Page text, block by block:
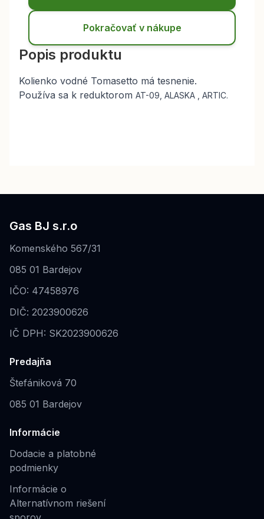
Pokračovať v nákupe
Popis produktu
Kolienko vodné Tomasetto má tesnenie.
Používa sa k reduktorom AT-09, ALASKA , ARTIC.
Gas BJ s.r.o
Komenského 567/31
085 01 Bardejov
IČO: 47458976
DIČ: 2023900626
IČ DPH: SK2023900626
Predajňa
Štefániková 70
085 01 Bardejov
Informácie
Dodacie a platobné
podmienky
Informácie o
Alternatívnom riešení